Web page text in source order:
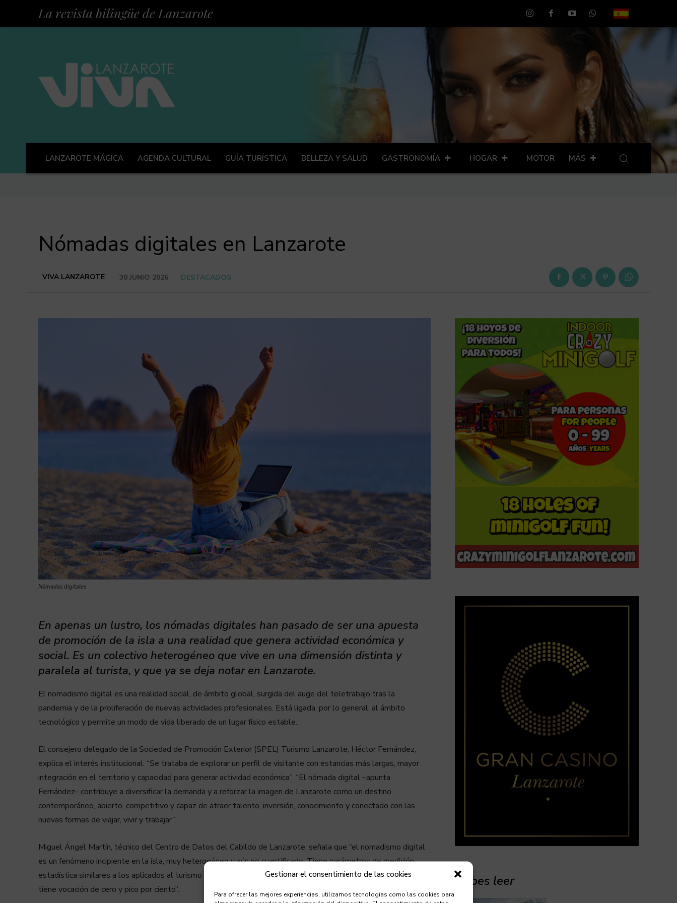
Gestionar el consentimiento de las cookies
Para ofrecer las mejores experiencias, utilizamos tecnologías como las cookies para
La revista bilingüe de Lanzarote
LANZAROTE MÁGICA AGENDA CULTURAL GUÍA TURÍSTICA BELLEZA Y SALUD GASTRONOMÍA HOGAR MOTOR MÁS
Nómadas digitales en Lanzarote
VIVA LANZAROTE 30 JUNIO 2026 DESTACADOS
Nómadas digitales
En apenas un lustro, los nómadas digitales han pasado de ser una apuesta
de promoción de la isla a una realidad que genera actividad económica y
social. Es un colectivo heterogéneo que vive en una dimensión distinta y
paralela al turista, y que ya se deja notar en Lanzarote.
El nomadismo digital es una realidad social, de ámbito global, surgida del auge del teletrabajo tras la
pandemia y de la proliferación de nuevas actividades profesionales. Está ligada, por lo general, al ámbito
tecnológico y permite un modo de vida liberado de un lugar físico estable.
El consejero delegado de la Sociedad de Promoción Exterior (SPEL) Turismo Lanzarote, Héctor Fernández,
explica el interés institucional: “Se trataba de explorar un perfil de visitante con estancias más largas, mayor
integración en el territorio y capacidad para generar actividad económica”. “El nómada digital –apunta
Fernández– contribuye a diversificar la demanda y a reforzar la imagen de Lanzarote como un destino
contemporáneo, abierto, competitivo y capaz de atraer talento, inversión, conocimiento y conectado con las
nuevas formas de viajar, vivir y trabajar”.
Miguel Ángel Martín, técnico del Centro de Datos del Cabildo de Lanzarote, señala que “el nomadismo digital
es un fenómeno incipiente en la isla, muy heterogéneo y aún no cuantificado. Tiene parámetros de medición
estadística similares a los aplicados al turismo y aunque es un nicho importante, en estudios generales todavía
tiene vocación de cero y pico por ciento”.
Debes leer